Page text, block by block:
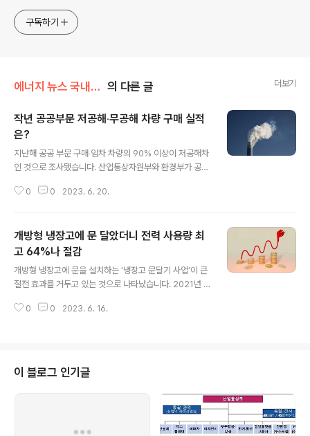
구독하기
에너지 뉴스 국내&해외 의 다른 글 더보기
작년 공공부문 저공해‧무공해 차량 구매 실적
은?
지난해 공공 부문 구매‧임차 차량의 90% 이상이 저공해차
인 것으로 조사됐습니다. 산업통상자원부와 환경부가 공개
면 지난 한 해 구매하거나 임차한 차량 8072대 가운데 저
는 무공해차와 하이브리드차 등입니다. 대기환경보전법과
친환경자동차법에 따라 국가기관, 지방자치단체, 공공기관
은 신규차량 중 저공해차를 100%, 무공해차를 80% 이상
비율로 구매‧임차해야합니다. 지난해 의무 구매‧임차 목표
차량으로 무공해차를 운영하는 기관은 207개였습니다. 환
0 0 2023. 6. 20.
개방형 냉장고에 문 달았더니 전력 사용량 최
고 64%나 절감
개방형 냉장고에 문을 설치하는 ‘냉장고 문달기 사업’이 큰
절전 효과를 거두고 있는 것으로 나타났습니다. 2021년 3
사용량이 사업 전 대비 평균 52%, 여름철에는 최대 63%
통업체 냉장고 문달기 사업에 59억원을 지원할 계획입니
다. 특히 중소‧소상공인에게는 지원금을 1.5배로 상향해 지
급합니다. 한전은 전국 11만여 개 매장 50만여 대의 개방
형 냉장고에 문을 설치할 경우 연간 2270GWh의 전력을
절감할 것으로 추산하고 있습니다. 이는 전국 61만 6000
0 0 2023. 6. 16.
이 블로그 인기글